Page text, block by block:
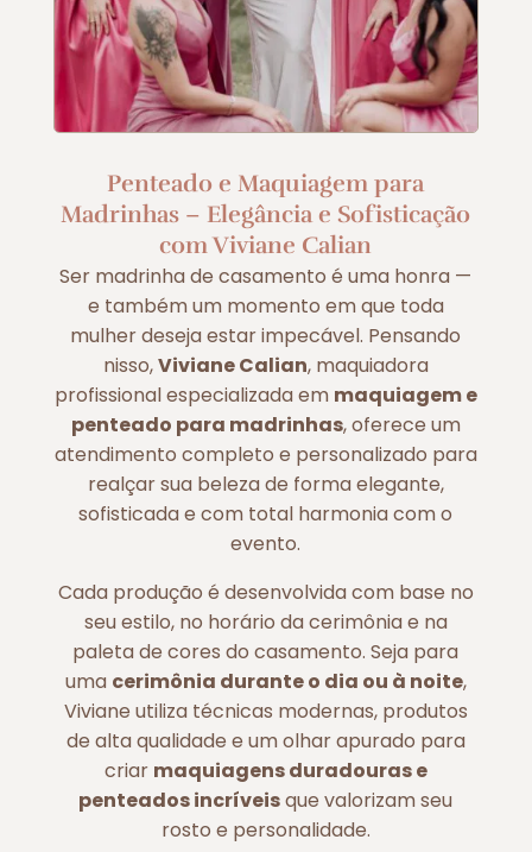
Penteado e Maquiagem para
Madrinhas – Elegância e Sofisticação
com Viviane Calian
Ser madrinha de casamento é uma honra —
e também um momento em que toda
mulher deseja estar impecável. Pensando
nisso,Viviane Calian, maquiadora
profissional especializada em maquiagem e
penteado para madrinhas, oferece um
atendimento completo e personalizado para
realçar sua beleza de forma elegante,
sofisticada e com total harmonia com o
evento.
Cada produção é desenvolvida com base no
seu estilo, no horário da cerimônia e na
paleta de cores do casamento. Seja para
uma cerimônia durante o dia ou à noite,
Viviane utiliza técnicas modernas, produtos
de alta qualidade e um olhar apurado para
criar maquiagens duradouras e
penteados incríveisque valorizam seu
rosto e personalidade.